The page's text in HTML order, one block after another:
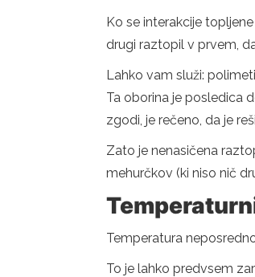
Ko se interakcije
drugi raztopil v prvem,
Lahko vam služi:
Ta oborina je posledica
zgodi, je rečeno, da je
Zato je nenasičena
mehurčkov (ki niso nič
Temperatura
To je lahko predvsem